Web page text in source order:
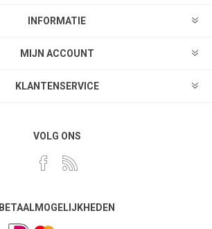
INFORMATIE
MIJN ACCOUNT
KLANTENSERVICE
VOLG ONS
BETAALMOGELIJKHEDEN